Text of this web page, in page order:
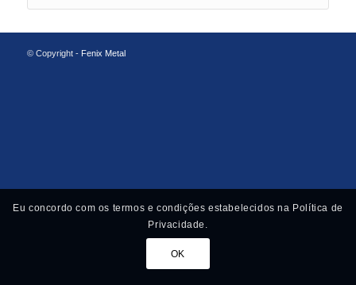
© Copyright - Fenix Metal
Eu concordo com os termos e condições estabelecidos na Política de
Privacidade.
OK